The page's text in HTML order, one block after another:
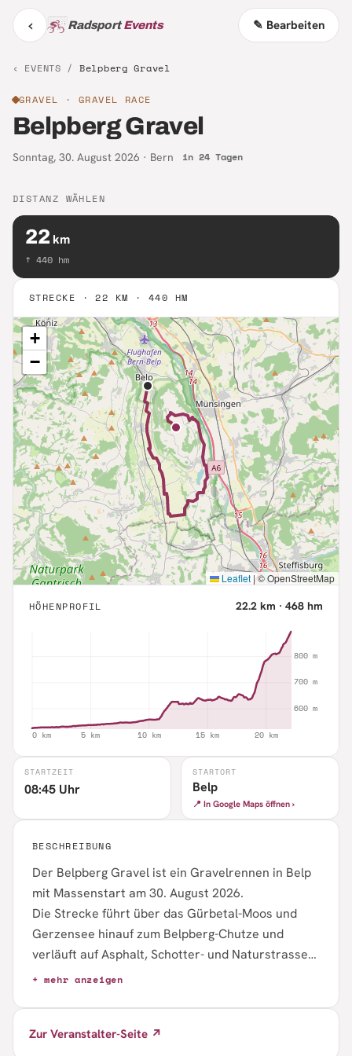
‹ RadsportEvents ✎ Bearbeiten
‹ EVENTS / Belpberg Gravel
GRAVEL · GRAVEL RACE
Belpberg Gravel
Sonntag, 30. August 2026 · Bern in 24 Tagen
STRECKE ·22 KM · 440 HM
+
−
Leaflet |© OpenStreetMap
HÖHENPROFIL 22.2 km · 468 hm
STARTZEIT
08:45 Uhr
STARTORT
Belp
📍 In Google Maps öffnen ›
DISTANZ WÄHLEN
22 km
↑ 440 hm
BESCHREIBUNG
Der Belpberg Gravel ist ein Gravelrennen in Belp
mit Massenstart am 30. August 2026.
Die Strecke führt über das Gürbetal-Moos und
Gerzensee hinauf zum Belpberg-Chutze und
verläuft auf Asphalt, Schotter- und Naturstrassen.
Auf 22 Kilometern sind rund 440 Höhenmeter zu
an Fahrerinnen und Fahrer in zwei Altersklassen
+ mehr anzeigen
Zur Veranstalter-Seite ↗